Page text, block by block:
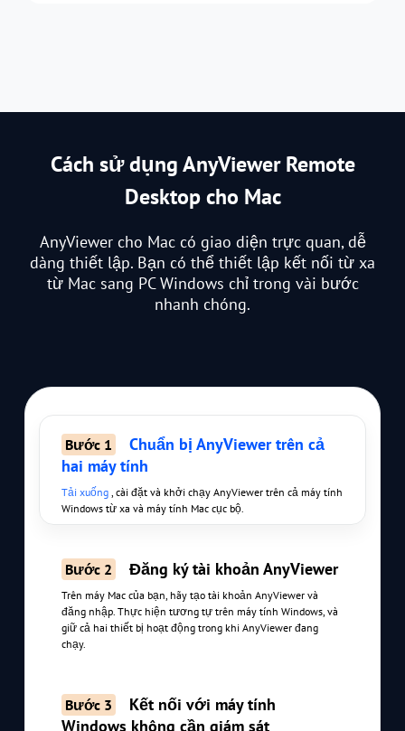
Cách sử dụng AnyViewer Remote
Desktop cho Mac
AnyViewer cho Mac có giao diện trực quan, dễ
dàng thiết lập. Bạn có thể thiết lập kết nối từ xa
từ Mac sang PC Windows chỉ trong vài bước
nhanh chóng.
Bước 1
Chuẩn bị AnyViewer trên cả
hai máy tính
Tải xuống, cài đặt và khởi chạy AnyViewer trên cả máy tính
Windows từ xa và máy tính Mac cục bộ.
Bước 2 Đăng ký tài khoản AnyViewer
Trên máy Mac của bạn, hãy tạo tài khoản AnyViewer và
đăng nhập. Thực hiện tương tự trên máy tính Windows, và
giữ cả hai thiết bị hoạt động trong khi AnyViewer đang
chạy.
Bước 3
Kết nối với máy tính
Windows không cần giám sát